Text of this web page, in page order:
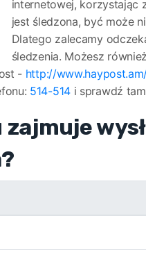
internetowej, korzystając
jest śledzona, być może
Dlatego zalecamy
śledzenia. Możesz
- http://
514-514i sprawdź
zajmuje